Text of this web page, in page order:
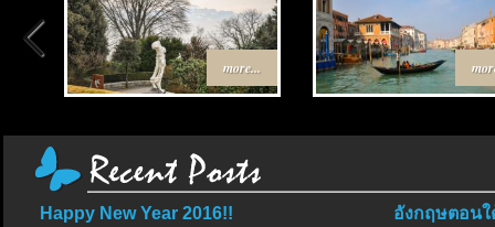
more...
Happy New Year 2016!! อังกฤษตอนใ